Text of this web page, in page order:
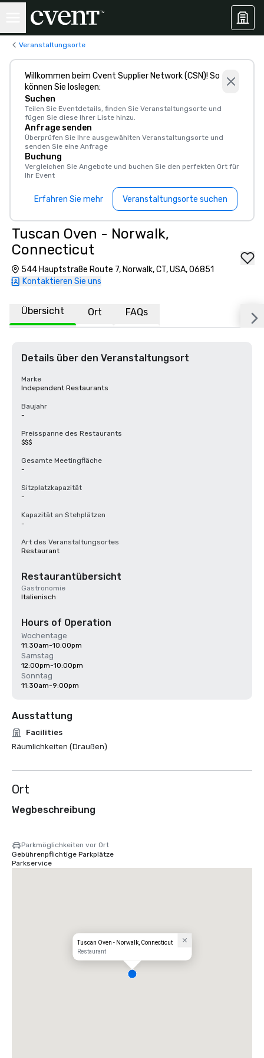
Veranstaltungsorte
Willkommen beim Cvent Supplier Network (CSN)! So
können Sie loslegen:
Suchen
Teilen Sie Eventdetails, finden Sie Veranstaltungsorte und
fügen Sie diese Ihrer Liste hinzu.
Anfrage senden
Überprüfen Sie Ihre ausgewählten Veranstaltungsorte und
senden Sie eine Anfrage
Buchung
Vergleichen Sie Angebote und buchen Sie den perfekten Ort für
Ihr Event
Erfahren Sie mehr Veranstaltungsorte suchen
Tuscan Oven - Norwalk,
Connecticut
544 Hauptstraße Route 7, Norwalk, CT, USA, 06851
Kontaktieren Sie uns
Übersicht Ort FAQs
Details über den Veranstaltungsort
Marke
Independent Restaurants
Baujahr
-
Preisspanne des Restaurants
$$$
Gesamte Meetingfläche
-
Sitzplatzkapazität
-
Kapazität an Stehplätzen
-
Art des Veranstaltungsortes
Restaurant
Restaurantübersicht
Gastronomie
Italienisch
Hours of Operation
Wochentage
11:30am-10:00pm
Samstag
12:00pm-10:00pm
Sonntag
11:30am-9:00pm
Ausstattung
Facilities
Räumlichkeiten (Draußen)
Ort
Wegbeschreibung
Parkmöglichkeiten vor Ort
Gebührenpflichtige Parkplätze
Parkservice
Tuscan Oven - Norwalk, Connecticut
Restaurant